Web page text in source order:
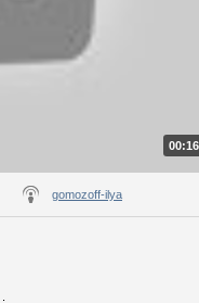
gomozoff-ilya